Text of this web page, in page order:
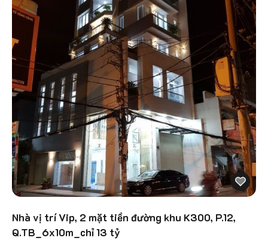
Nhà vị trí Vip, 2 mặt tiền đường khu K300, P.12,
Q.TB_6x10m_chỉ 13 tỷ